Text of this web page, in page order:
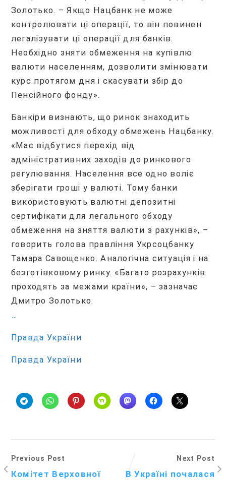
Золотько. – Якщо Нацбанк не може
контролювати ці операції, то він повинен
легалізувати ці операції для банків.
Необхідно зняти обмеження на купівлю
валюти населенням, дозволити змінювати
курс протягом дня і скасувати збір до
Пенсійного фонду».
Банкіри визнають, що ринок знаходить
можливості для обходу обмежень Нацбанку.
«Має відбутися перехід від
адміністративних заходів до ринкового
регулювання. Населення все одно воліє
зберігати гроші у валюті. Тому банки
використовують валютні депозитні
сертифікати для легального обходу
обмеження на зняття валюти з рахунків», –
говорить голова правління Укрсоцбанку
Тамара Савощенко. Аналогічна ситуація і на
безготівковому ринку. «Багато розрахунків
проходять за межами країни», – зазначає
Дмитро Золотько.
…
Правда України
Правда України
Previous Post
Комітет Верховної
Next Post
В Україні почалася